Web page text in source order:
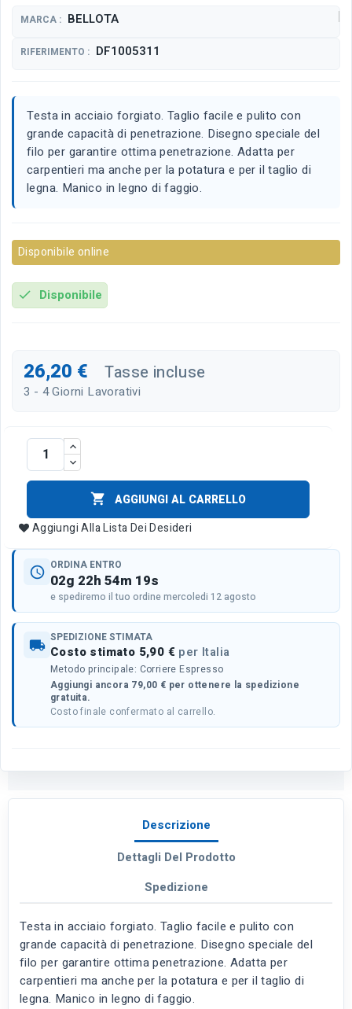
MARCA : BELLOTA
RIFERIMENTO : DF1005311
Testa in acciaio forgiato. Taglio facile e pulito con
grande capacità di penetrazione. Disegno speciale del
filo per garantire ottima penetrazione. Adatta per
carpentieri ma anche per la potatura e per il taglio di
legna. Manico in legno di faggio.
Disponibile online
check Disponibile
26,20 € Tasse incluse
3 - 4 Giorni Lavorativi

AGGIUNGI AL CARRELLO
Aggiungi Alla Lista Dei Desideri
schedule ORDINA ENTRO
02g 22h 54m 19s
e spediremo il tuo ordine mercoledi 12 agosto
local_shipping SPEDIZIONE STIMATA
Costo stimato 5,90 € per Italia
Metodo principale: Corriere Espresso
Aggiungi ancora 79,00 € per ottenere la spedizione
gratuita.
Costo finale confermato al carrello.
Descrizione
Dettagli Del Prodotto
Spedizione
Testa in acciaio forgiato. Taglio facile e pulito con
grande capacità di penetrazione. Disegno speciale del
filo per garantire ottima penetrazione. Adatta per
carpentieri ma anche per la potatura e per il taglio di
legna. Manico in legno di faggio.